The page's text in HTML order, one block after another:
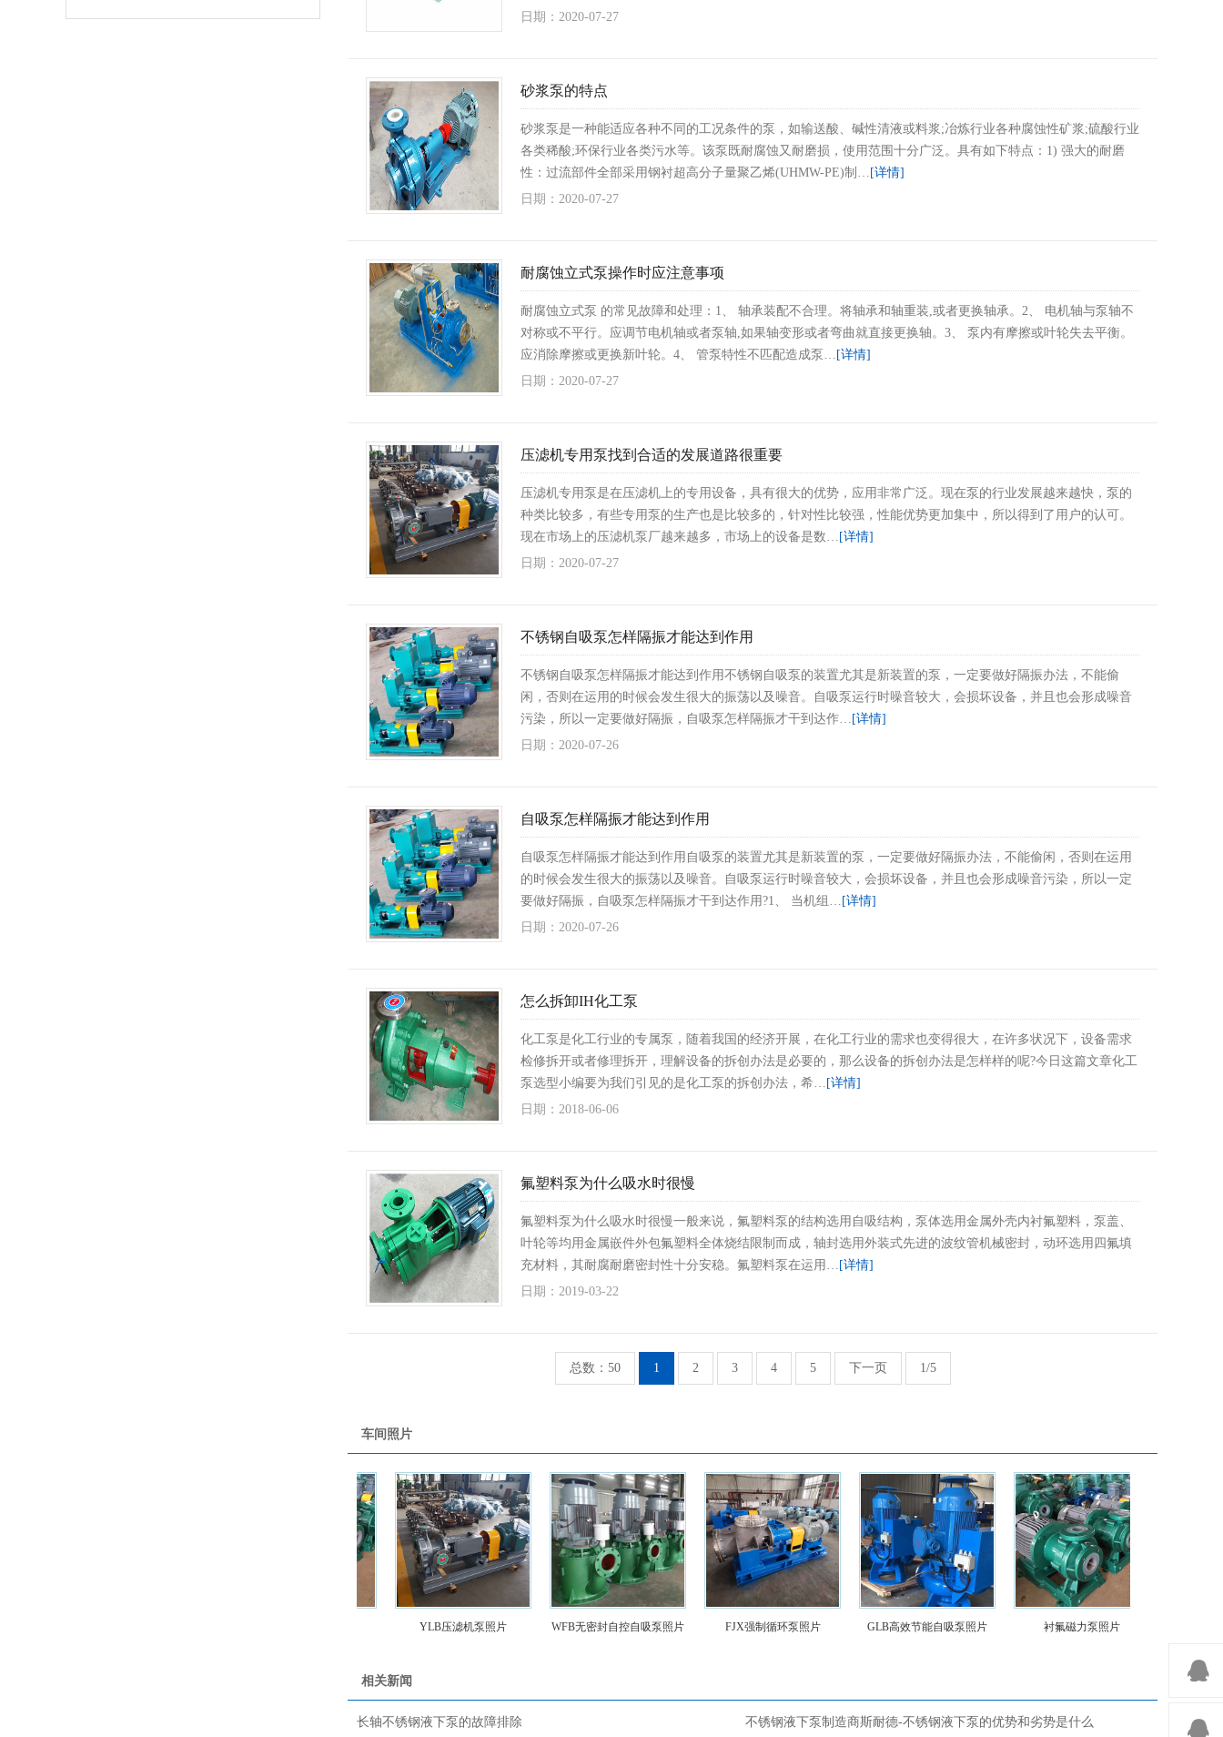
日期：2020-07-27
砂浆泵的特点
砂浆泵是一种能适应各种不同的工况条件的泵，如输送酸、碱性清液或料浆;冶炼行业各种腐蚀性矿浆;硫酸行业
各类稀酸;环保行业各类污水等。该泵既耐腐蚀又耐磨损，使用范围十分广泛。具有如下特点：1) 强大的耐磨
性：过流部件全部采用钢衬超高分子量聚乙烯(UHMW-PE)制… [详情]
日期：2020-07-27
耐腐蚀立式泵操作时应注意事项
耐腐蚀立式泵 的常见故障和处理：1、 轴承装配不合理。将轴承和轴重装,或者更换轴承。2、 电机轴与泵轴不
对称或不平行。应调节电机轴或者泵轴,如果轴变形或者弯曲就直接更换轴。3、 泵内有摩擦或叶轮失去平衡。
应消除摩擦或更换新叶轮。4、 管泵特性不匹配造成泵… [详情]
日期：2020-07-27
压滤机专用泵找到合适的发展道路很重要
压滤机专用泵是在压滤机上的专用设备，具有很大的优势，应用非常广泛。现在泵的行业发展越来越快，泵的
种类比较多，有些专用泵的生产也是比较多的，针对性比较强，性能优势更加集中，所以得到了用户的认可。
现在市场上的压滤机泵厂越来越多，市场上的设备是数… [详情]
日期：2020-07-27
不锈钢自吸泵怎样隔振才能达到作用
不锈钢自吸泵怎样隔振才能达到作用不锈钢自吸泵的装置尤其是新装置的泵，一定要做好隔振办法，不能偷
闲，否则在运用的时候会发生很大的振荡以及噪音。自吸泵运行时噪音较大，会损坏设备，并且也会形成噪音
污染，所以一定要做好隔振，自吸泵怎样隔振才干到达作… [详情]
日期：2020-07-26
自吸泵怎样隔振才能达到作用
自吸泵怎样隔振才能达到作用自吸泵的装置尤其是新装置的泵，一定要做好隔振办法，不能偷闲，否则在运用
的时候会发生很大的振荡以及噪音。自吸泵运行时噪音较大，会损坏设备，并且也会形成噪音污染，所以一定
要做好隔振，自吸泵怎样隔振才干到达作用?1、 当机组… [详情]
日期：2020-07-26
怎么拆卸IH化工泵
化工泵是化工行业的专属泵，随着我国的经济开展，在化工行业的需求也变得很大，在许多状况下，设备需求
检修拆开或者修理拆开，理解设备的拆创办法是必要的，那么设备的拆创办法是怎样样的呢?今日这篇文章化工
泵选型小编要为我们引见的是化工泵的拆创办法，希… [详情]
日期：2018-06-06
氟塑料泵为什么吸水时很慢
氟塑料泵为什么吸水时很慢一般来说，氟塑料泵的结构选用自吸结构，泵体选用金属外壳内衬氟塑料，泵盖、
叶轮等均用金属嵌件外包氟塑料全体烧结限制而成，轴封选用外装式先进的波纹管机械密封，动环选用四氟填
充材料，其耐腐耐磨密封性十分安稳。氟塑料泵在运用… [详情]
日期：2019-03-22
总数：50 1 2 3 4 5 下一页 1/5
车间照片
YLB压滤机泵照片 WFB无密封自控自吸泵照片 FJX强制循环泵照片 GLB高效节能自吸泵照片 衬氟磁力泵照片
相关新闻
长轴不锈钢液下泵的故障排除 不锈钢液下泵制造商斯耐德-不锈钢液下泵的优势和劣势是什么